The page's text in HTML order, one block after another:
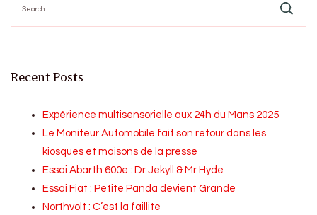
for:
Recent Posts
Expérience multisensorielle aux 24h du Mans 2025
Le Moniteur Automobile fait son retour dans les
kiosques et maisons de la presse
Essai Abarth 600e : Dr Jekyll & Mr Hyde
Essai Fiat : Petite Panda devient Grande
Northvolt : C’est la faillite